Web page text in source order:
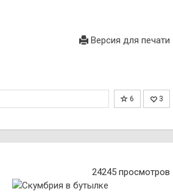
Версия для печати
6 3
24245 просмотров